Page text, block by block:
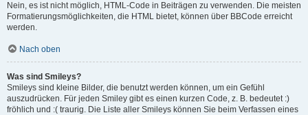
Nein, es ist nicht möglich, HTML-Code in Beiträgen zu verwenden. Die meisten
Formatierungsmöglichkeiten, die HTML bietet, können über BBCode erreicht
werden.
Nach oben
Was sind Smileys?
Smileys sind kleine Bilder, die benutzt werden können, um ein Gefühl
auszudrücken. Für jeden Smiley gibt es einen kurzen Code, z. B. bedeutet :)
fröhlich und :( traurig. Die Liste aller Smileys können Sie beim Verfassen eines